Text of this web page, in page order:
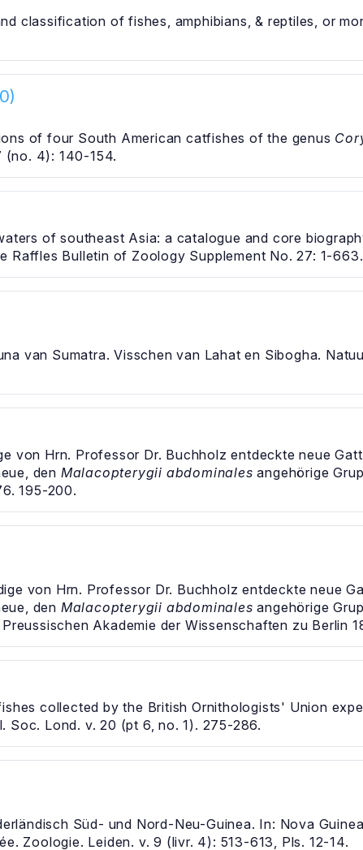
classification of fishes, amphibians, & reptiles, or
of four South American catfishes of the genus
(no. 4): 140-154.
of southeast Asia: a catalogue and core
Raffles Bulletin of Zoology Supplement No. 27: 1-663.
van Sumatra. Visschen van Lahat en Sibogha.
von Hrn. Professor Dr. Buchholz entdeckte neue
den Malacopterygii abdominales angehörige
195-200.
von Hrn. Professor Dr. Buchholz entdeckte neue
den Malacopterygii abdominales angehörige
Akademie der Wissenschaften zu Berlin
collected by the British Ornithologists' Union
Soc. Lond. v. 20 (pt 6, no. 1). 275-286.
Süd- und Nord-Neu-Guinea. In: Nova
Zoologie. Leiden. v. 9 (livr. 4): 513-613, Pls. 12-14.